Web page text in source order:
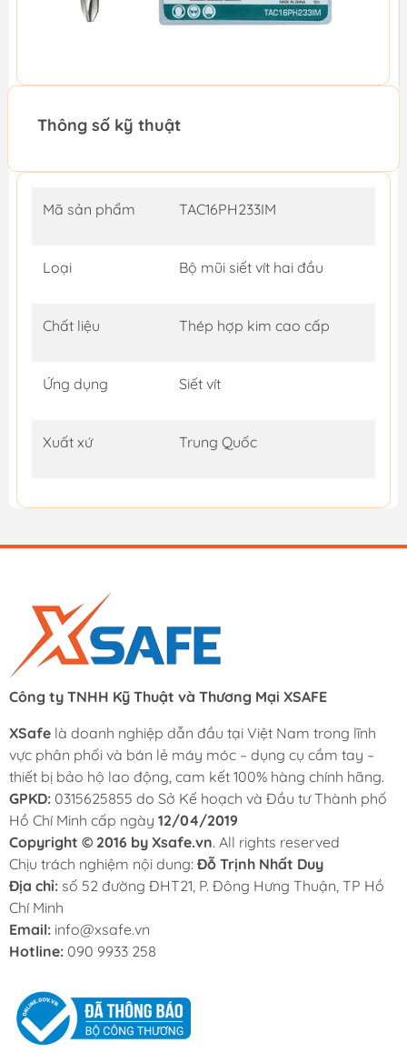
Thông số kỹ thuật
Mã sản phẩm TAC16PH233IM
Loại Bộ mũi siết vít hai đầu
Chất liệu Thép hợp kim cao cấp
Ứng dụng Siết vít
Xuất xứ Trung Quốc
Công ty TNHH Kỹ Thuật và Thương Mại XSAFE
XSafe là doanh nghiệp dẫn đầu tại Việt Nam trong lĩnh
vực phân phối và bán lẻ máy móc – dụng cụ cầm tay –
thiết bị bảo hộ lao động, cam kết 100% hàng chính hãng.
GPKD: 0315625855 do Sở Kế hoạch và Đầu tư Thành phố
Hồ Chí Minh cấp ngày 12/04/2019
Copyright © 2016 by Xsafe.vn. All rights reserved
Chịu trách nghiệm nội dung: Đỗ Trịnh Nhất Duy
Địa chỉ: số 52 đường ĐHT21, P. Đông Hưng Thuận, TP Hồ
Chí Minh
Email: info@xsafe.vn
Hotline: 090 9933 258